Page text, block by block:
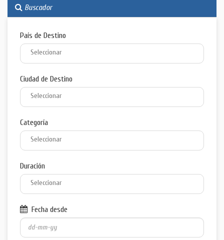
Buscador
País de Destino
Ciudad de Destino
Categoría
Duración
Fecha desde